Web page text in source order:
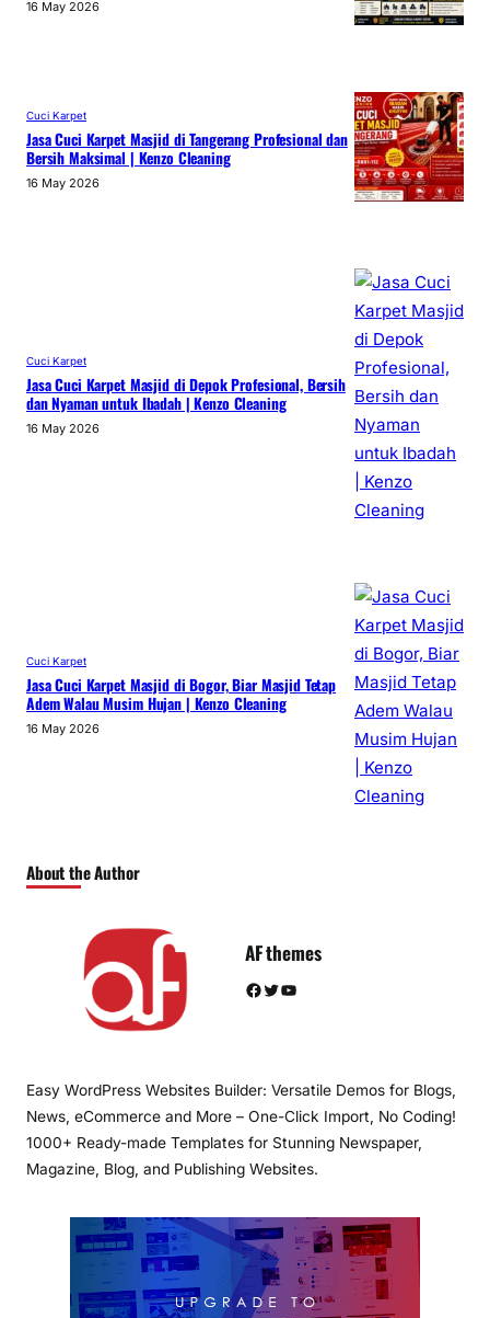
16 May 2026
Cuci Karpet
Jasa Cuci Karpet Masjid di Tangerang Profesional dan
Bersih Maksimal | Kenzo Cleaning
16 May 2026
Cuci Karpet
Jasa Cuci Karpet Masjid di Depok Profesional, Bersih
dan Nyaman untuk Ibadah | Kenzo Cleaning
16 May 2026
Cuci Karpet
Jasa Cuci Karpet Masjid di Bogor, Biar Masjid Tetap
Adem Walau Musim Hujan | Kenzo Cleaning
16 May 2026
About the Author
AF themes
Facebook Twitter YouTube
Easy WordPress Websites Builder: Versatile Demos for Blogs,
News, eCommerce and More – One-Click Import, No Coding!
1000+ Ready-made Templates for Stunning Newspaper,
Magazine, Blog, and Publishing Websites.